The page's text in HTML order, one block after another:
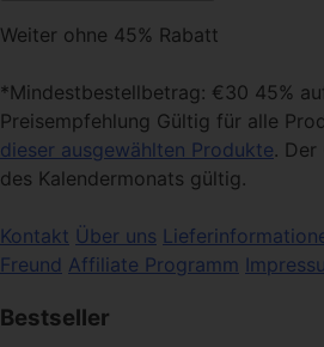
Weiter ohne 45% Rabatt
*Mindestbestellbetrag: €30 45%
Preisempfehlung Gültig für alle
dieser ausgewählten Produkte.
des Kalendermonats gültig.
Kontakt Über uns
Freund Affiliate Programm
Bestseller